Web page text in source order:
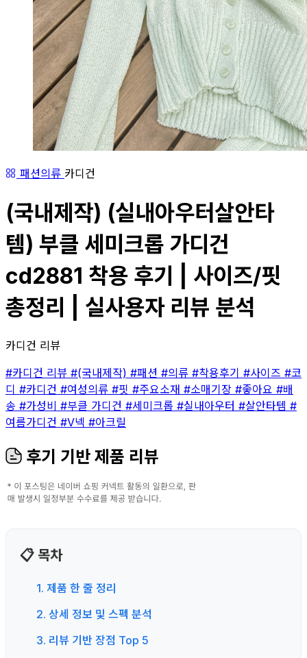
패션의류 카디건
(국내제작) (실내아우터살안타
템) 부클 세미크롭 가디건
cd2881 착용 후기 | 사이즈/핏
총정리 | 실사용자 리뷰 분석
카디건 리뷰
#카디건 리뷰 #(국내제작) #패션 #의류 #착용후기 #사이즈 #코
디 #카디건 #여성의류 #핏 #주요소재 #소매기장 #좋아요 #배
송 #가성비 #부클 가디건 #세미크롭 #실내아우터 #살안타템 #
여름가디건 #V넥 #아크릴
후기 기반 제품 리뷰
📋 목차
1. 제품 한 줄 정리
2. 상세 정보 및 스펙 분석
3. 리뷰 기반 장점 Top 5